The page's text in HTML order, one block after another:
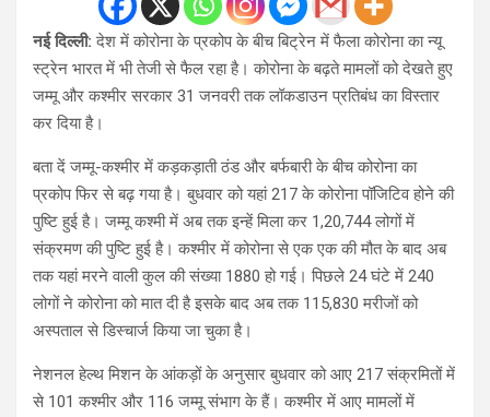
नई दिल्‍ली: देश में कोरोना के प्रकोप के बीच बिट्रेन में फैला कोरोना का न्‍यू
स्‍ट्रेन भारत में भी तेजी से फैल रहा है। कोरोना के बढ़ते मामलों को देखते हुए
जम्मू और कश्मीर सरकार 31 जनवरी तक लॉकडाउन प्रतिबंध का विस्तार
कर दिया है।
बता दें जम्मू-कश्मीर में कड़कड़ाती ठंड और बर्फबारी के बीच कोरोना का
प्रकोप फिर से बढ़ गया है। बुधवार को यहां 217 के कोरोना पॉजिटिव होने की
पुष्टि हुई है। जम्मू कश्‍मी में अब तक इन्‍हें मिला कर 1,20,744 लोगों में
संक्रमण की पुष्टि हुई है। कश्‍मीर में कोरोना से एक एक की मौत के बाद अब
तक यहां मरने वाली कुल की संख्या 1880 हो गई। पिछले 24 घंटे में 240
लोगों ने कोरोना को मात दी है इसके बाद अब तक 115,830 मरीजों को
अस्‍पताल से डिस्‍चार्ज किया जा चुका है।
नेशनल हेल्थ मिशन के आंकड़ों के अनुसार बुधवार को आए 217 संक्रमितों में
से 101 कश्मीर और 116 जम्मू संभाग के हैं। कश्मीर में आए मामलों में